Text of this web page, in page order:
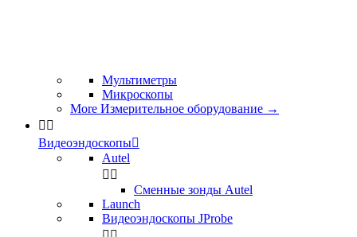
Мультиметры
Микроскопы
More Измерительное оборудование →
 
Видеоэндоскопы
Autel
 
Сменные зонды Autel
Launch
Видеоэндоскопы JProbe